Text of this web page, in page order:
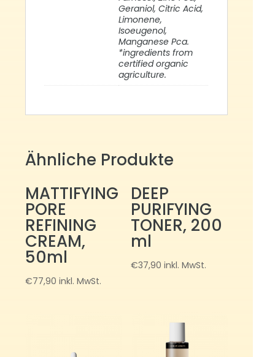
Geraniol, Citric Acid,
Limonene,
Isoeugenol,
Manganese Pca.
*ingredients from
certified organic
agriculture.
Ähnliche Produkte
MATTIFYING
PORE
REFINING
CREAM,
50ml
€77,90 inkl. MwSt.
DEEP
PURIFYING
TONER, 200
ml
€37,90 inkl. MwSt.